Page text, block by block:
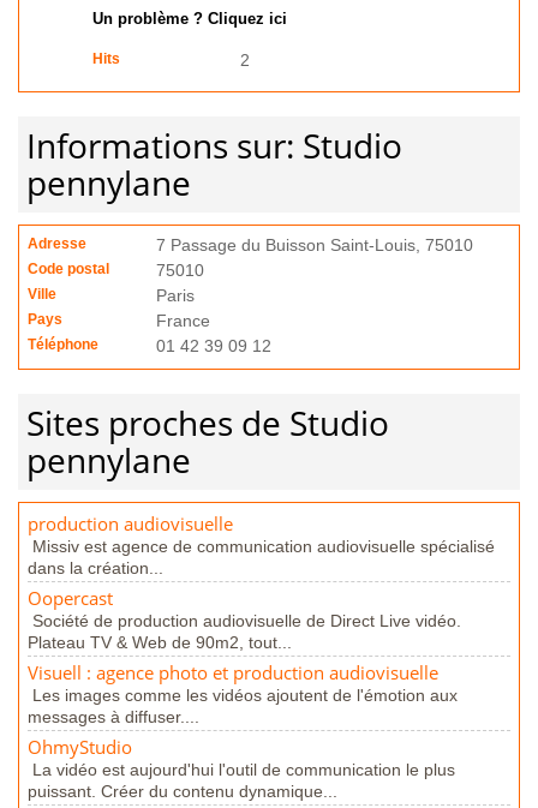
Un problème ? Cliquez ici
Hits 2
Informations sur: Studio
pennylane
Adresse 7 Passage du Buisson Saint-Louis, 75010
Code postal 75010
Ville Paris
Pays France
Téléphone 01 42 39 09 12
Sites proches de Studio
pennylane
production audiovisuelle
Missiv est agence de communication audiovisuelle spécialisé
dans la création...
Oopercast
Société de production audiovisuelle de Direct Live vidéo.
Plateau TV & Web de 90m2, tout...
Visuell : agence photo et production audiovisuelle
Les images comme les vidéos ajoutent de l'émotion aux
messages à diffuser....
OhmyStudio
La vidéo est aujourd'hui l'outil de communication le plus
puissant. Créer du contenu dynamique...